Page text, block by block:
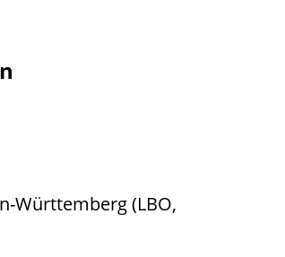
Württemberg (LBO,